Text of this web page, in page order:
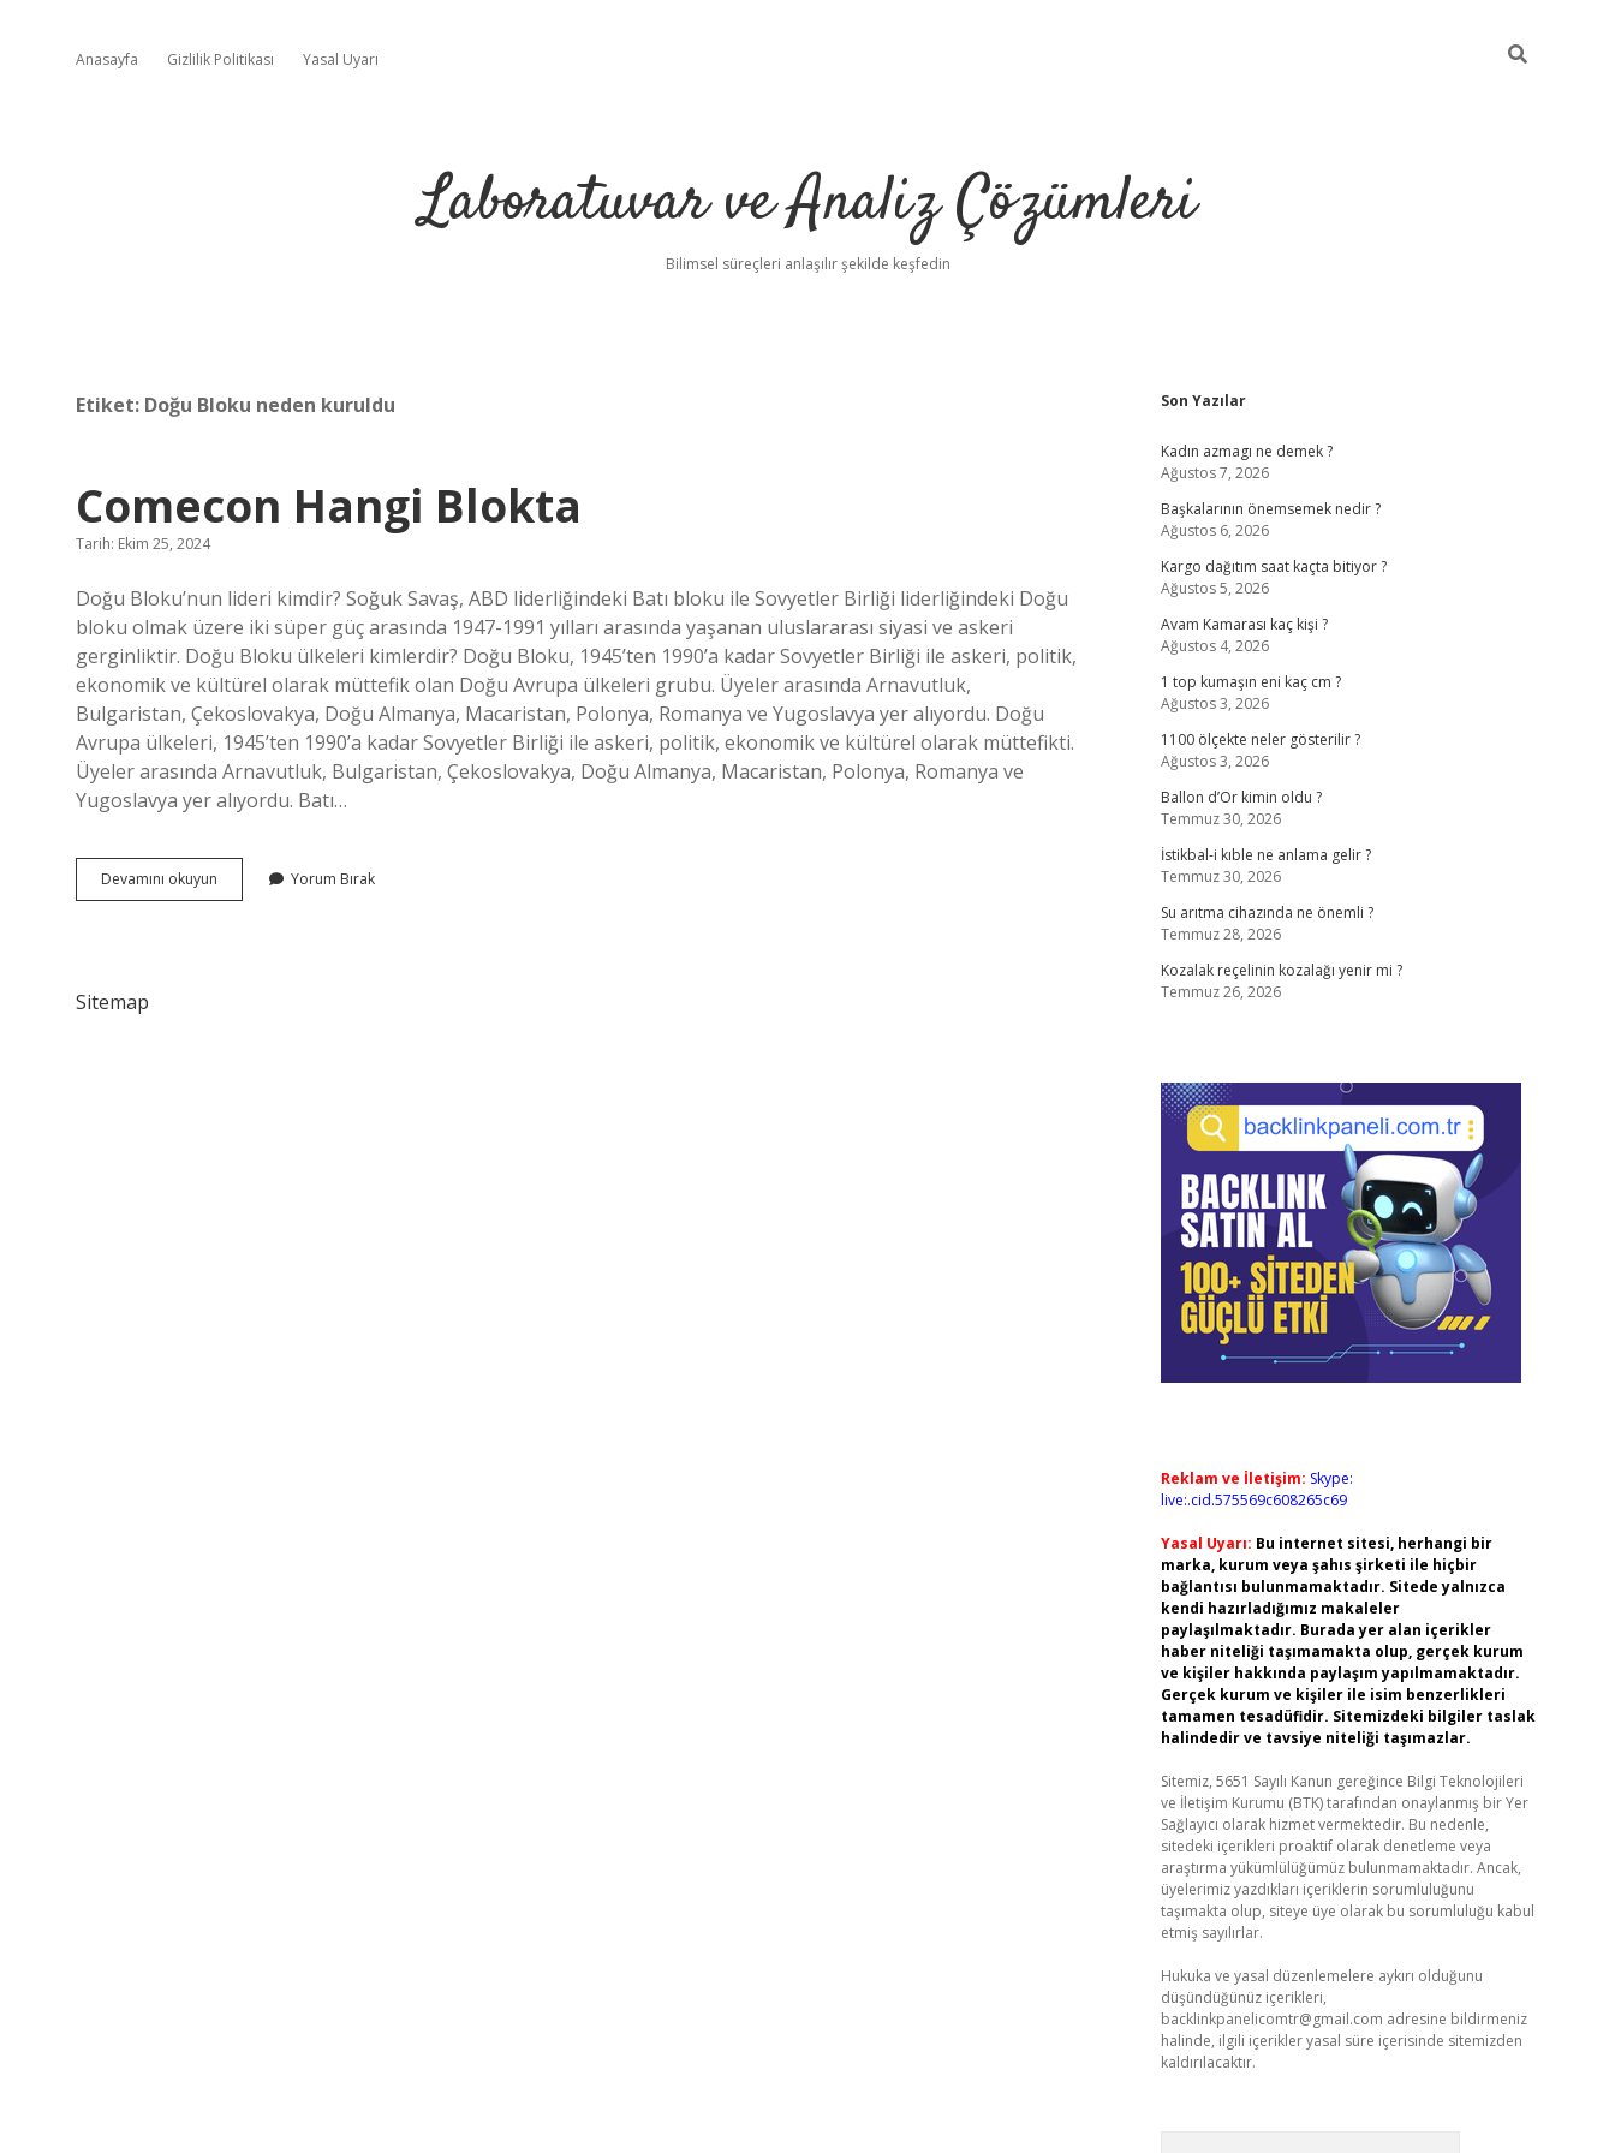
Anasayfa Gizlilik Politikası Yasal Uyarı
Laboratuvar ve Analiz Çözümleri
Bilimsel süreçleri anlaşılır şekilde keşfedin
Etiket: Doğu Bloku neden kuruldu
Comecon Hangi Blokta
Tarih: Ekim 25, 2024
Doğu Bloku’nun lideri kimdir? Soğuk Savaş, ABD liderliğindeki Batı bloku ile Sovyetler Birliği liderliğindeki Doğu
bloku olmak üzere iki süper güç arasında 1947-1991 yılları arasında yaşanan uluslararası siyasi ve askeri
gerginliktir. Doğu Bloku ülkeleri kimlerdir? Doğu Bloku, 1945’ten 1990’a kadar Sovyetler Birliği ile askeri, politik,
ekonomik ve kültürel olarak müttefik olan Doğu Avrupa ülkeleri grubu. Üyeler arasında Arnavutluk,
Bulgaristan, Çekoslovakya, Doğu Almanya, Macaristan, Polonya, Romanya ve Yugoslavya yer alıyordu. Doğu
Avrupa ülkeleri, 1945’ten 1990’a kadar Sovyetler Birliği ile askeri, politik, ekonomik ve kültürel olarak müttefikti.
Üyeler arasında Arnavutluk, Bulgaristan, Çekoslovakya, Doğu Almanya, Macaristan, Polonya, Romanya ve
Yugoslavya yer alıyordu. Batı…
Devamını okuyun Comecon
Hangi
Yorum Bırak
Sitemap
Sidebar
Son Yazılar
Kadın azmagı ne demek ?
Ağustos 7, 2026
Başkalarının önemsemek nedir ?
Ağustos 6, 2026
Kargo dağıtım saat kaçta bitiyor ?
Ağustos 5, 2026
Avam Kamarası kaç kişi ?
Ağustos 4, 2026
1 top kumaşın eni kaç cm ?
Ağustos 3, 2026
1100 ölçekte neler gösterilir ?
Ağustos 3, 2026
Ballon d’Or kimin oldu ?
Temmuz 30, 2026
İstikbal-i kıble ne anlama gelir ?
Temmuz 30, 2026
Su arıtma cihazında ne önemli ?
Temmuz 28, 2026
Kozalak reçelinin kozalağı yenir mi ?
Temmuz 26, 2026
Reklam ve İletişim: Skype:
live:.cid.575569c608265c69
Yasal Uyarı: Bu internet sitesi, herhangi bir
marka, kurum veya şahıs şirketi ile hiçbir
bağlantısı bulunmamaktadır. Sitede yalnızca
kendi hazırladığımız makaleler
paylaşılmaktadır. Burada yer alan içerikler
haber niteliği taşımamakta olup, gerçek kurum
ve kişiler hakkında paylaşım yapılmamaktadır.
Gerçek kurum ve kişiler ile isim benzerlikleri
tamamen tesadüfidir. Sitemizdeki bilgiler taslak
halindedir ve tavsiye niteliği taşımazlar.
Sitemiz, 5651 Sayılı Kanun gereğince Bilgi Teknolojileri
ve İletişim Kurumu (BTK) tarafından onaylanmış bir Yer
Sağlayıcı olarak hizmet vermektedir. Bu nedenle,
sitedeki içerikleri proaktif olarak denetleme veya
araştırma yükümlülüğümüz bulunmamaktadır. Ancak,
üyelerimiz yazdıkları içeriklerin sorumluluğunu
taşımakta olup, siteye üye olarak bu sorumluluğu kabul
etmiş sayılırlar.
Hukuka ve yasal düzenlemelere aykırı olduğunu
düşündüğünüz içerikleri,
backlinkpanelicomtr@gmail.com adresine bildirmeniz
halinde, ilgili içerikler yasal süre içerisinde sitemizden
kaldırılacaktır.